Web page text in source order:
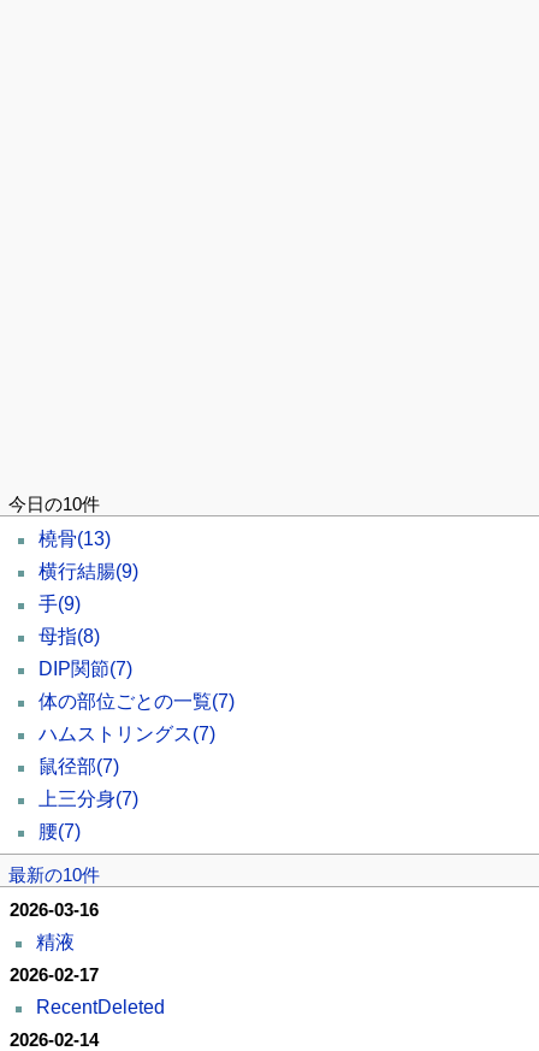
今日の10件
橈骨(13)
横行結腸(9)
手(9)
母指(8)
DIP関節(7)
体の部位ごとの一覧(7)
ハムストリングス(7)
鼠径部(7)
上三分身(7)
腰(7)
最新の10件
2026-03-16
精液
2026-02-17
RecentDeleted
2026-02-14